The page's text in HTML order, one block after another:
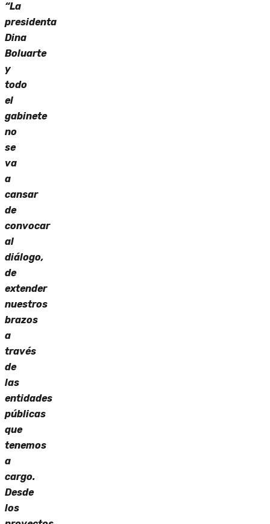
“La
presidenta
Dina
Boluarte
y
todo
el
gabinete
no
se
va
a
cansar
de
convocar
al
diálogo,
de
extender
nuestros
brazos
a
través
de
las
entidades
públicas
que
tenemos
a
cargo.
Desde
los